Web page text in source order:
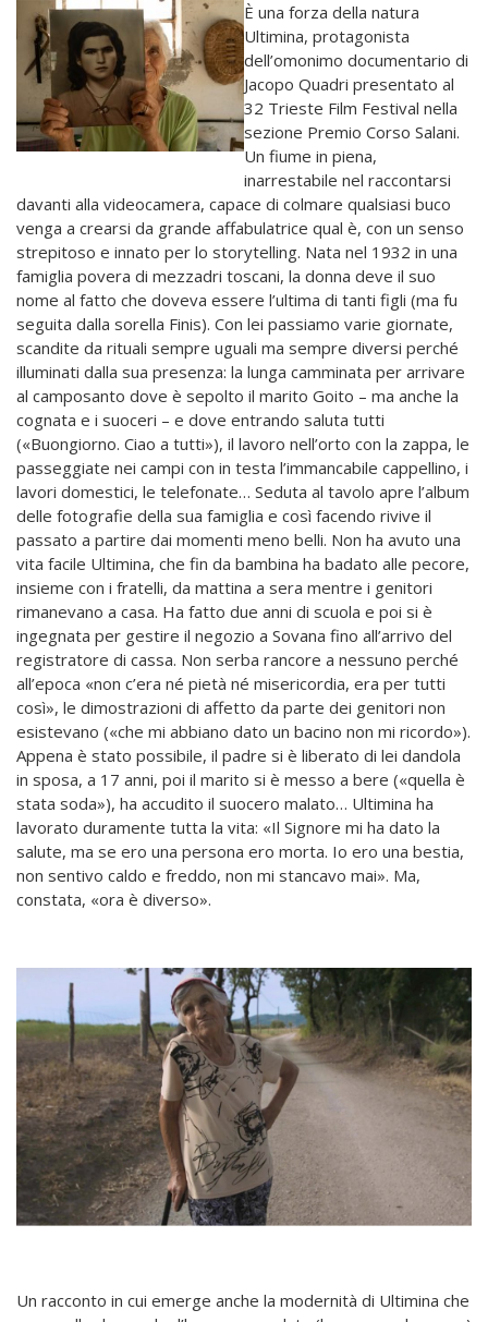
È una forza della natura
Ultimina, protagonista
dell’omonimo documentario di
Jacopo Quadri presentato al
32 Trieste Film Festival nella
sezione Premio Corso Salani.
Un fiume in piena,
inarrestabile nel raccontarsi
davanti alla videocamera, capace di colmare qualsiasi buco
venga a crearsi da grande affabulatrice qual è, con un senso
strepitoso e innato per lo storytelling. Nata nel 1932 in una
famiglia povera di mezzadri toscani, la donna deve il suo
nome al fatto che doveva essere l’ultima di tanti figli (ma fu
seguita dalla sorella Finis). Con lei passiamo varie giornate,
scandite da rituali sempre uguali ma sempre diversi perché
illuminati dalla sua presenza: la lunga camminata per arrivare
al camposanto dove è sepolto il marito Goito – ma anche la
cognata e i suoceri – e dove entrando saluta tutti
(«Buongiorno. Ciao a tutti»), il lavoro nell’orto con la zappa, le
passeggiate nei campi con in testa l’immancabile cappellino, i
lavori domestici, le telefonate… Seduta al tavolo apre l’album
delle fotografie della sua famiglia e così facendo rivive il
passato a partire dai momenti meno belli. Non ha avuto una
vita facile Ultimina, che fin da bambina ha badato alle pecore,
insieme con i fratelli, da mattina a sera mentre i genitori
rimanevano a casa. Ha fatto due anni di scuola e poi si è
ingegnata per gestire il negozio a Sovana fino all’arrivo del
registratore di cassa. Non serba rancore a nessuno perché
all’epoca «non c’era né pietà né misericordia, era per tutti
così», le dimostrazioni di affetto da parte dei genitori non
esistevano («che mi abbiano dato un bacino non mi ricordo»).
Appena è stato possibile, il padre si è liberato di lei dandola
in sposa, a 17 anni, poi il marito si è messo a bere («quella è
stata soda»), ha accudito il suocero malato… Ultimina ha
lavorato duramente tutta la vita: «Il Signore mi ha dato la
salute, ma se ero una persona ero morta. Io ero una bestia,
non sentivo caldo e freddo, non mi stancavo mai». Ma,
constata, «ora è diverso».
Un racconto in cui emerge anche la modernità di Ultimina che